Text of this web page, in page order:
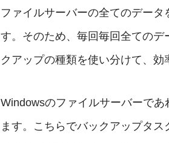
ファイルサーバーの全てのデー
す。そのため、毎回毎回全ての
クアップの種類を使い分けて、効
Windowsのファイルサーバーで
ます。こちらでバックアップタ